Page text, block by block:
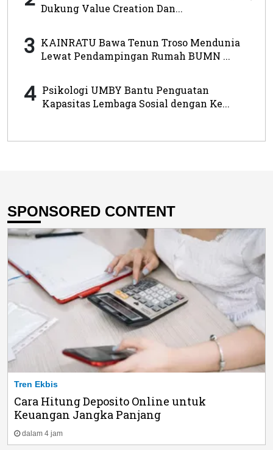
Dukung Value Creation Dan...
3 KAINRATU Bawa Tenun Troso Mendunia
Lewat Pendampingan Rumah BUMN ...
4 Psikologi UMBY Bantu Penguatan
Kapasitas Lembaga Sosial dengan Ke...
SPONSORED CONTENT
Tren Ekbis
Cara Hitung Deposito Online untuk
Keuangan Jangka Panjang
dalam 4 jam